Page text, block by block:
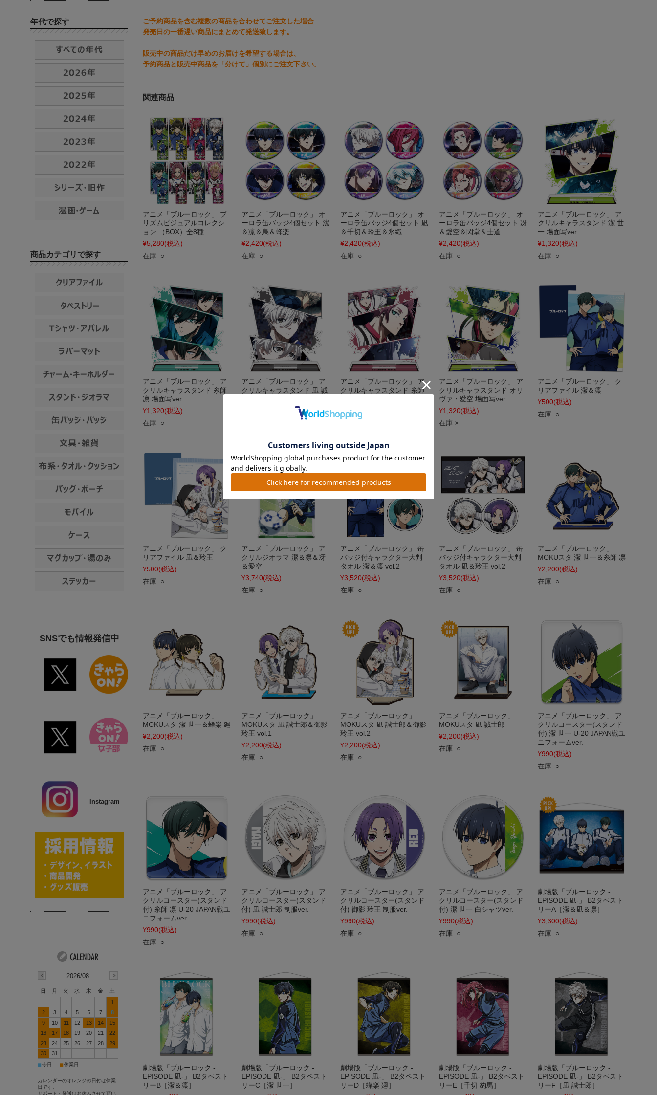
ご予約商品を含む複数の商品を合わせてご注文した場合
発売日の一番遅い商品にまとめて発送致します。
販売中の商品だけ早めのお届けを希望する場合は、
予約商品と販売中商品を「分けて」個別にご注文下さい。
関連商品
アニメ「ブルーロック」 プ
リズムビジュアルコレクシ
ョン （BOX）全8種
¥5,280(税込)
在庫 ○
アニメ「ブルーロック」 オ
ーロラ缶バッジ4個セット 潔
＆凛＆烏＆蜂楽
¥2,420(税込)
在庫 ○
アニメ「ブルーロック」 オ
ーロラ缶バッジ4個セット 凪
＆千切＆玲王＆氷織
¥2,420(税込)
在庫 ○
アニメ「ブルーロック」 オ
ーロラ缶バッジ4個セット 冴
＆愛空＆閃堂＆士道
¥2,420(税込)
在庫 ○
アニメ「ブルーロック」 ア
クリルキャラスタンド 潔 世
一 場面写ver.
¥1,320(税込)
在庫 ○
アニメ「ブルーロック」 ア
クリルキャラスタンド 糸師
凛 場面写ver.
¥1,320(税込)
在庫 ○
アニメ「ブルーロック」 ア
クリルキャラスタンド 凪 誠
アニメ「ブルーロック」 ア
クリルキャラスタンド 糸師
¥1,320
アニメ「ブルーロック」 ア
クリルキャラスタンド オリ
ヴァ・愛空 場面写ver.
¥1,320(税込)
在庫 ×
アニメ「ブルーロック」 ク
リアファイル 潔＆凛
¥500(税込)
在庫 ○
アニメ「ブルーロック」 ク
リアファイル 凪＆玲王
¥500(税込)
在庫 ○
アニメ「ブルーロック」 ア
クリルジオラマ 潔＆凛＆冴
＆愛空
¥3,740(税込)
在庫 ○
アニメ「ブルーロック」 缶
バッジ付キャラクター大判
タオル 潔＆凛 vol.2
¥3,520(税込)
在庫 ○
アニメ「ブルーロック」 缶
バッジ付キャラクター大判
タオル 凪＆玲王 vol.2
¥3,520(税込)
在庫 ○
アニメ「ブルーロック」
MOKUスタ 潔 世一＆糸師 凛
¥2,200(税込)
在庫 ○
アニメ「ブルーロック」
MOKUスタ 潔 世一＆蜂楽 廻
¥2,200(税込)
在庫 ○
アニメ「ブルーロック」
MOKUスタ 凪 誠士郎＆御影
玲王 vol.1
¥2,200(税込)
在庫 ○
アニメ「ブルーロック」
MOKUスタ 凪 誠士郎＆御影
玲王 vol.2
¥2,200(税込)
在庫 ○
アニメ「ブルーロック」
MOKUスタ 凪 誠士郎
¥2,200(税込)
在庫 ○
アニメ「ブルーロック」 ア
クリルコースター(スタンド
付) 潔 世一 U-20 JAPAN戦ユ
ニフォームver.
¥990(税込)
在庫 ○
アニメ「ブルーロック」 ア
クリルコースター(スタンド
付) 糸師 凛 U-20 JAPAN戦ユ
ニフォームver.
¥990(税込)
在庫 ○
アニメ「ブルーロック」 ア
クリルコースター(スタンド
付) 凪 誠士郎 制服ver.
¥990(税込)
在庫 ○
アニメ「ブルーロック」 ア
クリルコースター(スタンド
付) 御影 玲王 制服ver.
¥990(税込)
在庫 ○
アニメ「ブルーロック」 ア
クリルコースター(スタンド
付) 潔 世一 白シャツver.
¥990(税込)
在庫 ○
劇場版「ブルーロック -
EPISODE 凪-」 B2タペスト
リーA［潔＆凪＆凛］
¥3,300(税込)
在庫 ○
劇場版「ブルーロック -
EPISODE 凪-」 B2タペスト
リーB［潔＆凛］
劇場版「ブルーロック -
EPISODE 凪-」 B2タペスト
リーC［潔 世一］
劇場版「ブルーロック -
EPISODE 凪-」 B2タペスト
リーD［蜂楽 廻］
劇場版「ブルーロック -
EPISODE 凪-」 B2タペスト
リーE［千切 豹馬］
劇場版「ブルーロック -
EPISODE 凪-」 B2タペスト
リーF［凪 誠士郎］
年代で探す
商品カテゴリで探す
SNSでも情報発信中
Instagram
2026/08
日 月 火 水 木 金
土
1
2
3 4 5 6 7
8
9
10 11 12 13 14
15
16
17 18 19 20 21
22
23
24 25 26 27 28
29
30
31
■今日 ■休業日
カレンダーのオレンジの日付は休業
日です。
サポート・発送はお休みさせて頂い